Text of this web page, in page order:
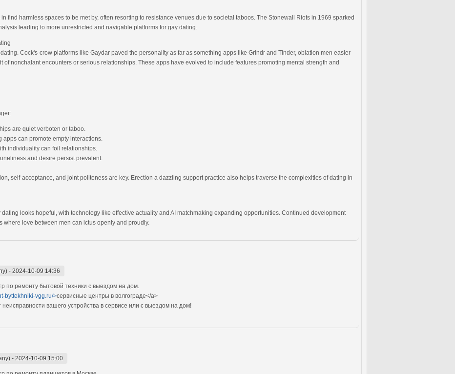
find harmless spaces to be met by, often resorting to resistance venues due to societal taboos. The Stonewall Riots in 1969 sparked
leading to more unrestricted and navigable platforms for gay dating.
Cock's-crow platforms like Gaydar paved the personality as far as something apps like Grindr and Tinder, oblation men easier
of nonchalant encounters or serious relationships. These apps have evolved to include features promoting mental strength and
are quiet verboten or taboo.
can promote empty interactions.
individuality can foil relationships.
and desire persist prevalent.
self-acceptance, and joint politeness are key. Erection a dazzling support practice also helps traverse the complexities of dating in
looks hopeful, with technology like effective actuality and AI matchmaking expanding opportunities. Continued development
where love between men can ictus openly and proudly.
- 2024-10-09 14:36
по ремонту бытовой техники с выездом на дом.
byttekhniki-vgg.ru/>сервисные центры в волгограде</a>
вашего устройства в сервисе или с выездом на дом!
- 2024-10-09 15:00